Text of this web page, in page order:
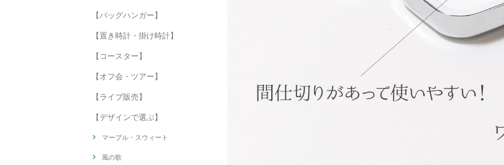
【バッグハンガー】
【置き時計・掛け時計】
【コースター】
【オフ会・ツアー】
【ライブ販売】
【デザインで選ぶ】
マーブル・スウィート
風の歌